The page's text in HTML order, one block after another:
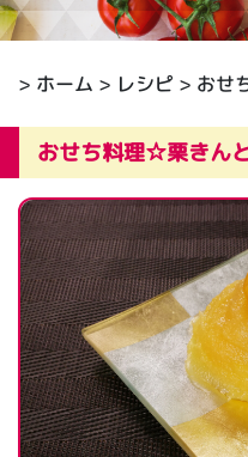
> ホーム > レシピ > おせ
おせち料理☆栗きん